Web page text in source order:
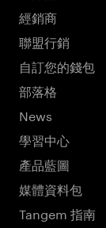
經銷商
聯盟行銷
自訂您的錢包
部落格
News
學習中心
產品藍圖
媒體資料包
Tangem 指南